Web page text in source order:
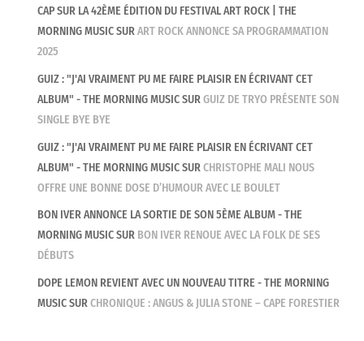
CAP SUR LA 42ÈME ÉDITION DU FESTIVAL ART ROCK | THE
MORNING MUSICSURART ROCK ANNONCE SA PROGRAMMATION
2025
GUIZ : "J'AI VRAIMENT PU ME FAIRE PLAISIR EN ÉCRIVANT CET
ALBUM" - THE MORNING MUSICSURGUIZ DE TRYO PRÉSENTE SON
SINGLE BYE BYE
GUIZ : "J'AI VRAIMENT PU ME FAIRE PLAISIR EN ÉCRIVANT CET
ALBUM" - THE MORNING MUSICSURCHRISTOPHE MALI NOUS
OFFRE UNE BONNE DOSE D’HUMOUR AVEC LE BOULET
BON IVER ANNONCE LA SORTIE DE SON 5ÈME ALBUM - THE
MORNING MUSICSUR BON IVER RENOUE AVEC LA FOLK DE SES
DÉBUTS
DOPE LEMON REVIENT AVEC UN NOUVEAU TITRE - THE MORNING
MUSICSURCHRONIQUE : ANGUS & JULIA STONE – CAPE FORESTIER